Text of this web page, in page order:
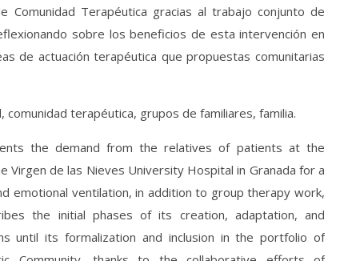
Comunidad Terapéutica gracias al trabajo conjunto de
sobre los beneficios de esta intervención en
de actuación terapéutica que propuestas comunitarias
comunidad terapéutica, grupos de familiares, familia.
the demand from the relatives of patients at the
Virgen de las Nieves University Hospital in Granada for a
emotional ventilation, in addition to group therapy work,
the initial phases of its creation, adaptation, and
until its formalization and inclusion in the portfolio of